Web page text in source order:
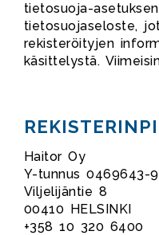
tietosuoja-
tietosuojaseloste,
rekisteröityjen
käsittelystä.
Haitor Oy
Y-tunnus 0469643-9
Viljelijäntie 8
00410 HELSINKI
+358 10 320 6400